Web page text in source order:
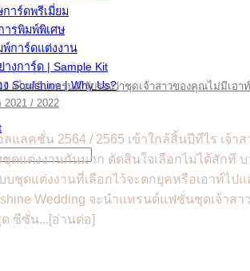
าร์ดพรีเมี่ยม
ารพิมพ์พิเศษ
พ์การ์ดแต่งงาน
งการ์ด | Sample Kit
Soulshine | Why Us?
สไตล์อินเทรนด์ รับรองว่าชุดเจ้าสาวของคุณไม่มีเอาท์
/ 2022
แลคชั่น 2564 / 2565 เข้าใกล้สิ้นปีทีไร เจ้าส
ชุดแต่งงานกันมาก ตัดสินใจเลือกไม่ได้สักที บ
บชุดแต่งงานที่เลือกไว้จะตกยุคหรือเอาท์ไปแ
Wedding จะนำแทรนด์แฟชั่นชุดเจ้าสา
ซีซั่น...[อ่านต่อ]